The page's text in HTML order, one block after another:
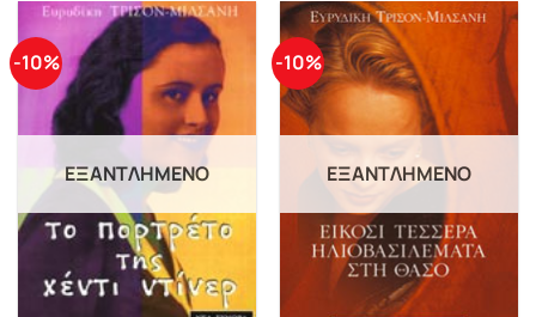
-10%
ΕΞΑΝΤΛΗΜΈΝΟ
-10%
ΕΞΑΝΤΛΗΜΈΝΟ